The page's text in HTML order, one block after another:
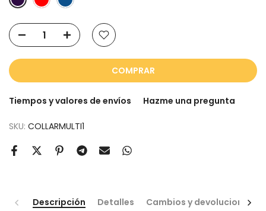
COMPRAR
Tiempos y valores de envíos Hazme una pregunta
SKU: COLLARMULTI1
Descripción Detalles Cambios y devoluciones